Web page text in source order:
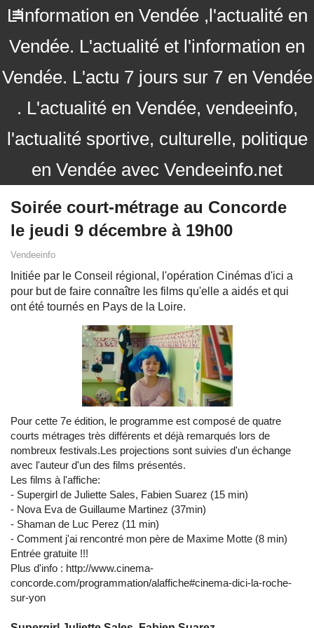
L'information en Vendée ,l'actualité en
Vendée. L'actualité et l'information en
Vendée. L'actu 7 jours sur 7 en Vendée
. L'actualité en Vendée, vendeeinfo,
l'actualité sportive, culturelle, politique
en Vendée avec Vendeeinfo.net
Soirée court-métrage au Concorde
le jeudi 9 décembre à 19h00
Vendeeinfo
Initiée par le Conseil régional, l'opération Cinémas d'ici a
pour but de faire connaître les films qu'elle a aidés et qui
ont été tournés en Pays de la Loire.
Pour cette 7e édition, le programme est composé de quatre
courts métrages très différents et déjà remarqués lors de
nombreux festivals.Les projections sont suivies d'un échange
avec l'auteur d'un des films présentés.
Les films à l'affiche:
- Supergirl de Juliette Sales, Fabien Suarez (15 min)
- Nova Eva de Guillaume Martinez (37min)
- Shaman de Luc Perez (11 min)
- Comment j'ai rencontré mon père de Maxime Motte (8 min)
Entrée gratuite !!!
Plus d'info : http://www.cinema-
concorde.com/programmation/alaffiche#cinema-dici-la-roche-
sur-yon